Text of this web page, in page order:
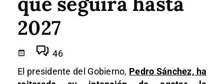
2027
46
El presidente del Gobierno, Pedro Sánchez, ha